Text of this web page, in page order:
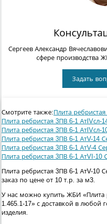
Сергеев Александр
сфере производства
Задать
Смотрите также:Плита
Плита ребристая 3ПВ 6-1 АтIVсл-
Плита ребристая 3ПВ 6-1 АтIVсл-
Плита ребристая 3ПВ 6-1 АтV-14
Плита ребристая 3ПВ 6-1 АтV-4
Плита ребристая 3ПВ 6-1 АтVI-10
Плита ребристая 3ПВ 6-1 АтV-10
заказ по цене от 10 т.р. за м3.
У нас можно купить ЖБИ «Плита
1.465.1-17» с доставкой в
изделия.